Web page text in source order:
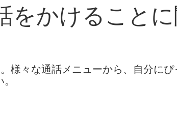
をかけること
様々な通話メニューから、自分にぴ